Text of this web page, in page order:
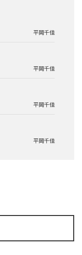
平岡千佳
平岡千佳
平岡千佳
平岡千佳